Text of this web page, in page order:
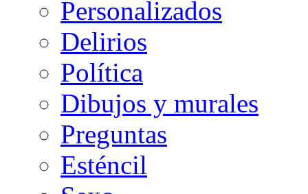
Personalizados
Delirios
Política
Dibujos y murales
Preguntas
Esténcil